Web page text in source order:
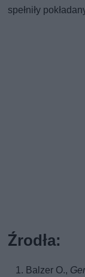
spełniły
Źrodła:
Balzer O.,